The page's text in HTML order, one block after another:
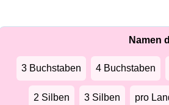
Namen
3 Buchstaben 4 Buchstaben
2 Silben 3 Silben pro